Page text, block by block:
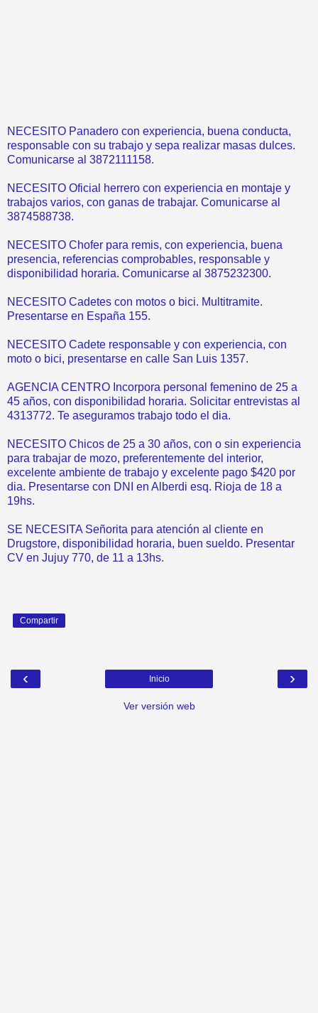
NECESITO Panadero con experiencia, buena conducta,
responsable con su trabajo y sepa realizar masas dulces.
Comunicarse al 3872111158.
NECESITO Oficial herrero con experiencia en montaje y
trabajos varios, con ganas de trabajar. Comunicarse al
3874588738.
NECESITO Chofer para remis, con experiencia, buena
presencia, referencias comprobables, responsable y
disponibilidad horaria. Comunicarse al 3875232300.
NECESITO Cadetes con motos o bici. Multitramite.
Presentarse en España 155.
NECESITO Cadete responsable y con experiencia, con
moto o bici, presentarse en calle San Luis 1357.
AGENCIA CENTRO Incorpora personal femenino de 25 a
45 años, con disponibilidad horaria. Solicitar entrevistas al
4313772. Te aseguramos trabajo todo el dia.
NECESITO Chicos de 25 a 30 años, con o sin experiencia
para trabajar de mozo, preferentemente del interior,
excelente ambiente de trabajo y excelente pago $420 por
dia. Presentarse con DNI en Alberdi esq. Rioja de 18 a
19hs.
SE NECESITA Señorita para atención al cliente en
Drugstore, disponibilidad horaria, buen sueldo. Presentar
CV en Jujuy 770, de 11 a 13hs.
Compartir
‹ ›
Inicio
Ver versión web